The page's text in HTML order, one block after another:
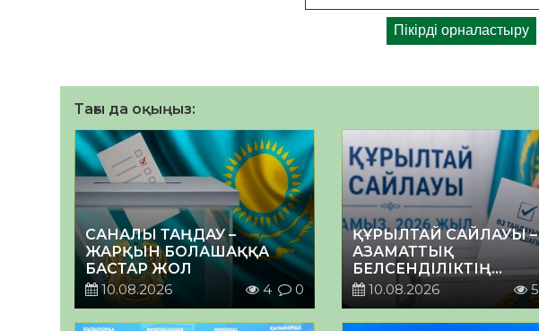
Тағы да оқыңыз:
САНАЛЫ ТАҢДАУ –
ЖАРҚЫН БОЛАШАҚҚА
БАСТАР ЖОЛ
10.08.2026
4 0
ҚҰРЫЛТАЙ САЙЛАУЫ –
АЗАМАТТЫҚ
БЕЛСЕНДІЛІКТІҢ
МАҢЫЗДЫ КӨРІНІСІ
10.08.2026 5